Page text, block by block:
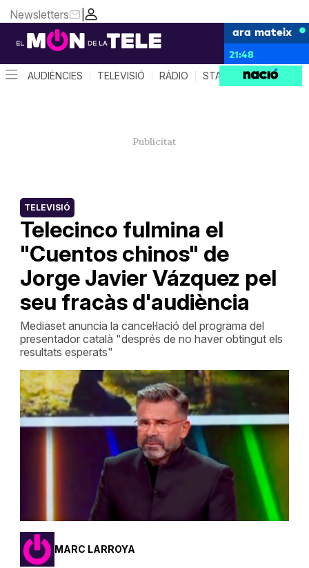
|
Newsletters
ara mateix
21:48
AUDIÈNCIES TELEVISIÓ RÀDIO STAR SYSTEM
Telecinco fulmina el
"Cuentos chinos" de
Jorge Javier Vázquez pel
seu fracàs d'audiència
TELEVISIÓ
Mediaset anuncia la cancel·lació del programa del
presentador català "després de no haver obtingut els
resultats esperats"
MARC LARROYA